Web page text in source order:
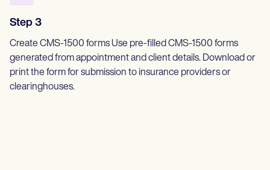
Step 3
Create CMS-1500 forms Use pre-filled CMS-1500 forms
generated from appointment and client details. Download or
print the form for submission to insurance providers or
clearinghouses.